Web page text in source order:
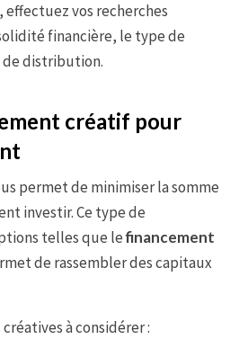
effectuez vos recherches
financière, le type de
de distribution.
créatif pour
permet de minimiser la somme
investir. Ce type de
telles que lefinancement
de rassembler des capitaux
à considérer :